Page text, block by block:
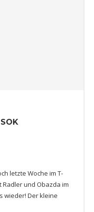
letzte Woche im T-
und Obazda im
wieder! Der kleine